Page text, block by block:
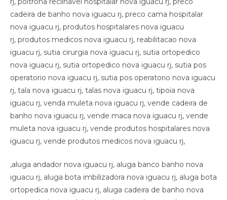
,aluga andador nova iguacu rj, aluga banco banho nova
iguacu rj, aluga bota imbilizadora nova iguacu rj, aluga bota
ortopedica nova iguacu rj, aluga cadeira de banho nova